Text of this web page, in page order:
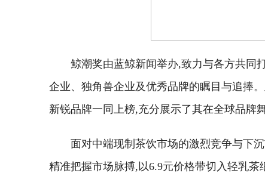
鲸潮奖由蓝鲸新闻举办,致力与各方共同
企业、独角兽企业及优秀品牌的瞩目与追捧
新锐品牌一同上榜,充分展示了其在全球品牌
面对中端现制茶饮市场的激烈竞争与下
精准把握市场脉搏,以6.9元价格带切入轻乳